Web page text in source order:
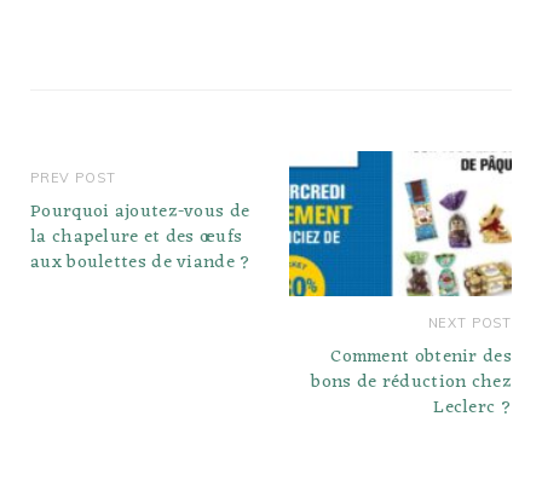
PREV POST
Pourquoi ajoutez-vous de
la chapelure et des œufs
aux boulettes de viande ?
NEXT POST
Comment obtenir des
bons de réduction chez
Leclerc ?